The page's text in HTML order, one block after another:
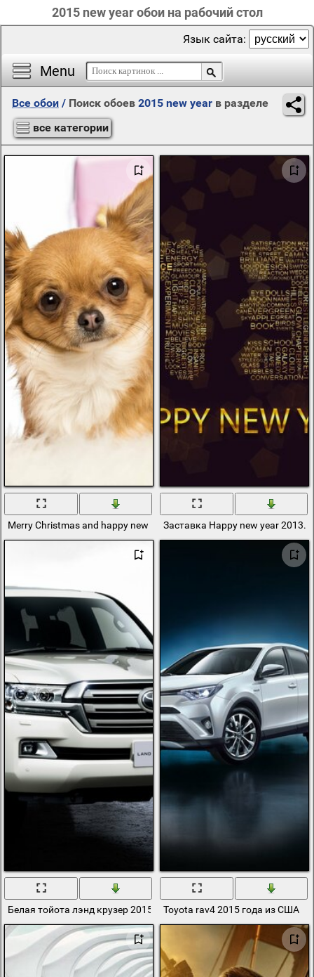
2015 new year обои на рабочий стол
Menu
Язык сайта:
Все обои / Поиск обоев 2015 new year в разделе
все категории
Merry Christmas and happy new year from puppyЗаставка Happy new year 2013.
Белая тойота лэнд крузер 2015 годаToyota rav4 2015 года из США